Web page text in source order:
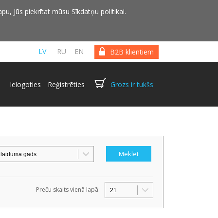
Jūs piekrītat mūsu Sīkdatņu politikai.
B2B klientiem
LV RU EN
Ielogoties Reģistrēties Grozs ir tukšs
Preču skaits vienā lapā: